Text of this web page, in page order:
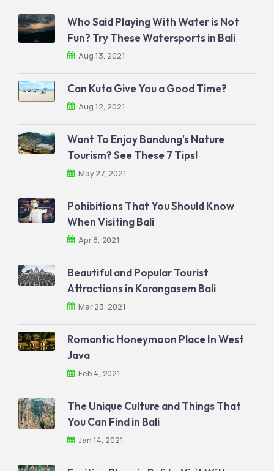
Who Said Playing With Water is Not
Fun? Try These Watersports in Bali
Aug 13, 2021
Can Kuta Give You a Good Time?
Aug 12, 2021
Want To Enjoy Bandung's Nature
Tourism? See These 7 Tips!
May 27, 2021
Pohibitions That You Should Know
When Visiting Bali
Apr 8, 2021
Beautiful and Popular Tourist
Attractions in Karangasem Bali
Mar 23, 2021
Romantic Honeymoon Place In West
Java
Feb 4, 2021
The Unique Culture and Things That
You Can Find in Bali
Jan 14, 2021